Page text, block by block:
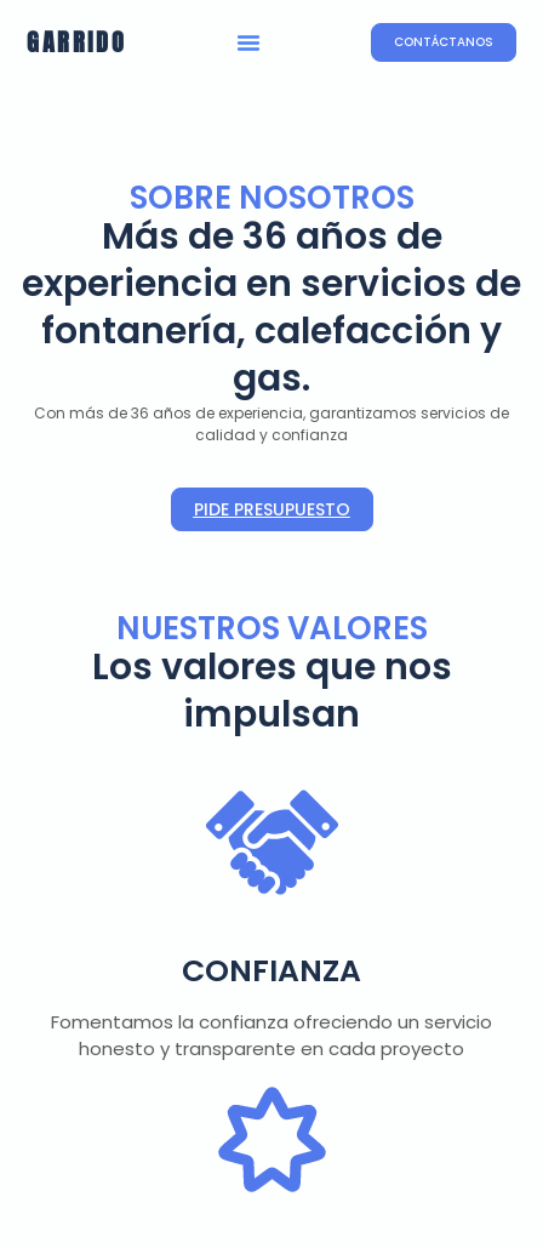
GARRIDO CONTÁCTANOS
SOBRE NOSOTROS
Más de 36 años de
experiencia en servicios de
fontanería, calefacción y
gas.
Con más de 36 años de experiencia, garantizamos servicios de
calidad y confianza
PIDE PRESUPUESTO
NUESTROS VALORES
Los valores que nos
impulsan
CONFIANZA
Fomentamos la confianza ofreciendo un servicio
honesto y transparente en cada proyecto